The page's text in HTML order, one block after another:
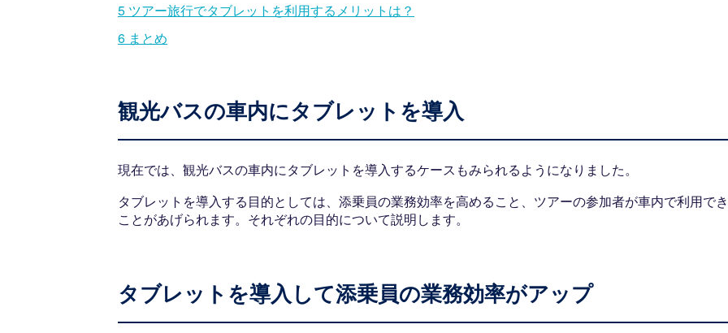
5 ツアー旅行でタブレットを利用するメリットは？
6 まとめ
観光バスの車内にタブレットを導入
現在では、観光バスの車内にタブレットを導入するケースもみられるようになりました。
タブレットを導入する目的としては、添乗員の業務効率を高めること、ツアーの参加者が車内で利用で
ことがあげられます。それぞれの目的について説明します。
タブレットを導入して添乗員の業務効率がアップ